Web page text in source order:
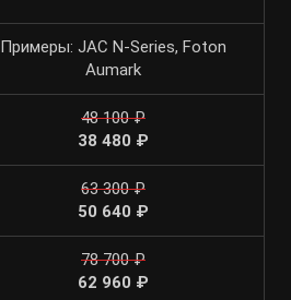
Примеры: JAC N-Series, Foton
Aumark
48 100 ₽
38 480 ₽
63 300 ₽
50 640 ₽
78 700 ₽
62 960 ₽